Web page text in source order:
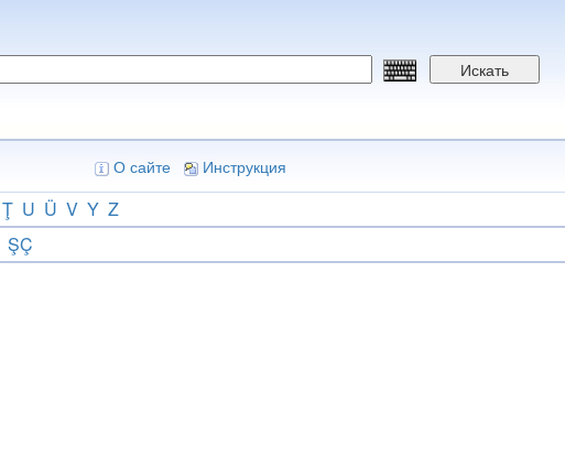
Искать
О сайте Инструкция
Ţ U Ü V Y Z
ŞÇ